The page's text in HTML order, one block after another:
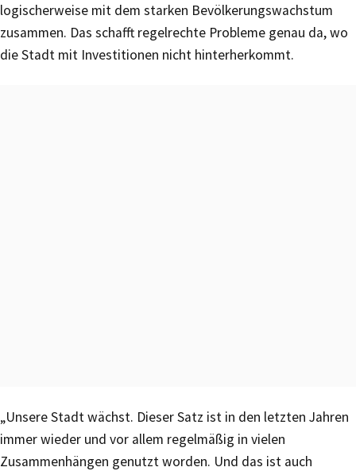
logischerweise mit dem starken Bevölkerungswachstum
zusammen. Das schafft regelrechte Probleme genau da, wo
die Stadt mit Investitionen nicht hinterherkommt.
„Unsere Stadt wächst. Dieser Satz ist in den letzten Jahren
immer wieder und vor allem regelmäßig in vielen
Zusammenhängen genutzt worden. Und das ist auch